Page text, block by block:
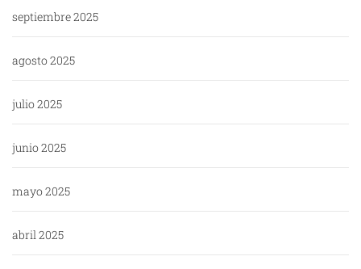
septiembre 2025
agosto 2025
julio 2025
junio 2025
mayo 2025
abril 2025